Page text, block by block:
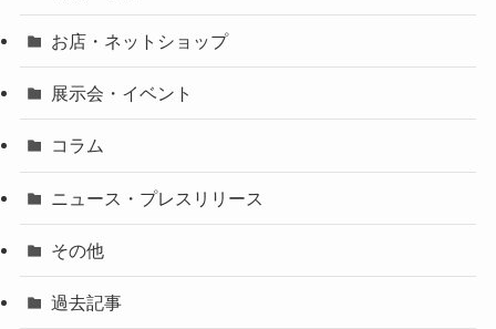
お店・ネットショップ
展示会・イベント
コラム
ニュース・プレスリリース
その他
過去記事